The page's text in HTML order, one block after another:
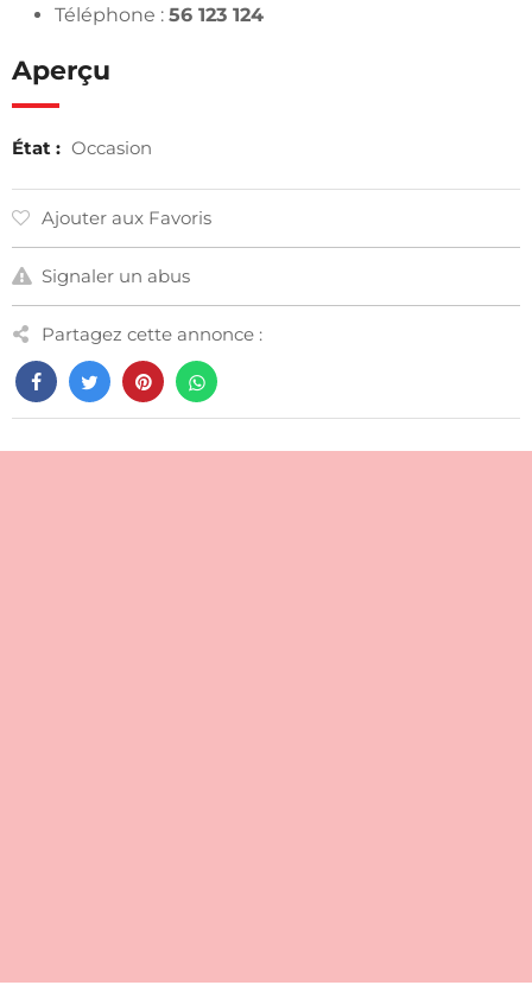
Téléphone : 56 123 124
Aperçu
État : Occasion
Ajouter aux Favoris
Signaler un abus
Partagez cette annonce :